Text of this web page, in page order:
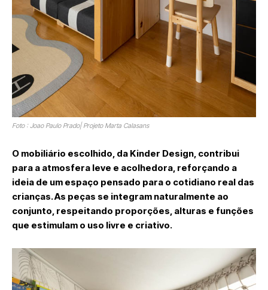
Foto : Joao Paulo Prado| Projeto Marta Calasans
O mobiliário escolhido, da Kinder Design , contribui
para a atmosfera leve e acolhedora, reforçando a
ideia de um espaço pensado para o cotidiano real das
crianças. As peças se integram naturalmente ao
conjunto, respeitando proporções, alturas e funções
que estimulam o uso livre e criativo.